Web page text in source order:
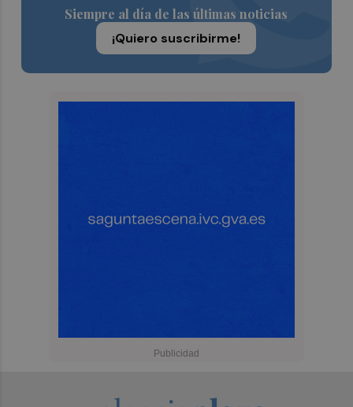
Siempre al día de las últimas noticias
¡Quiero suscribirme!